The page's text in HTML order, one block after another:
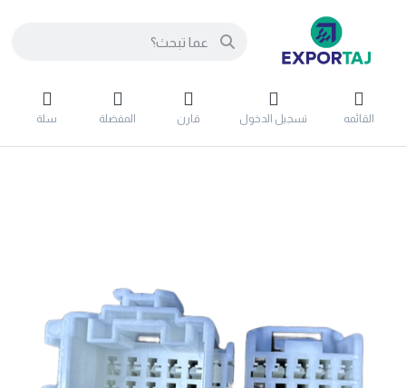
القائمه تسجيل الدخول قارن المفضلة سلة